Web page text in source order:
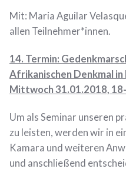
Mit: Maria Aguilar
allen Teilnehmer*innen.
14. Termin:
Afrikanischen Denkmal in
Mittwoch 31.01.2018,
Um als Seminar unseren
zu leisten, werden wir in
Kamara und weiteren
und anschließend